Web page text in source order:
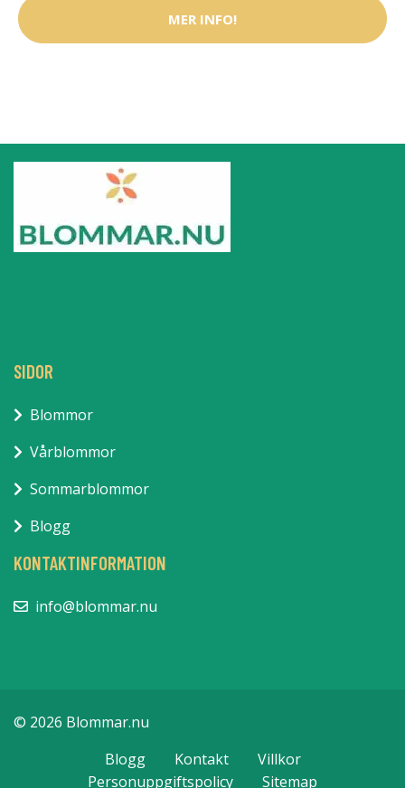
MER INFO!
SIDOR
Blommor
Vårblommor
Sommarblommor
Blogg
KONTAKTINFORMATION
info@blommar.nu
© 2026 Blommar.nu
Blogg
Kontakt
Villkor
Personuppgiftspolicy
Sitemap